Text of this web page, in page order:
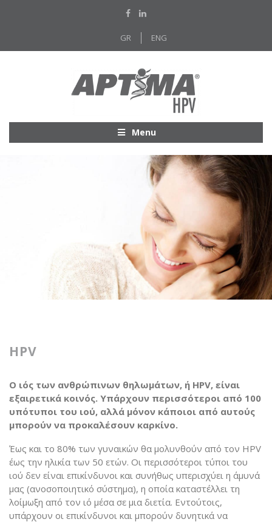
GR ENG
Menu
HPV
Ο ιός των ανθρώπινων θηλωμάτων, ή HPV, είναι
εξαιρετικά κοινός. Υπάρχουν περισσότεροι από 100
υπότυποι του ιού, αλλά μόνον κάποιοι από αυτούς
μπορούν να προκαλέσουν καρκίνο.
Έως και το 80% των γυναικών θα μολυνθούν από τον HPV
έως την ηλικία των 50 ετών. Οι περισσότεροι τύποι του
ιού δεν είναι επικίνδυνοι και συνήθως υπερισχύει η άμυνά
μας (ανοσοποιητικό σύστημα), η οποία καταστέλλει τη
λοίμωξη από τον ιό μέσα σε μια διετία. Εντούτοις,
υπάρχουν οι επικίνδυνοι και μπορούν δυνητικά να